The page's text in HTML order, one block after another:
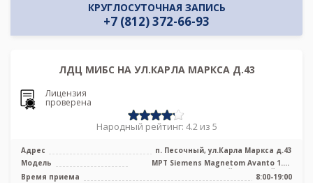
КРУГЛОСУТОЧНАЯ ЗАПИСЬ
+7 (812) 372-66-93
ЛДЦ МИБС НА УЛ.КАРЛА МАРКСА Д.43
Лицензия
проверена
Народный рейтинг: 4.2 из 5
Адрес
п. Песочный, ул.Карла Маркса д.43
Модель
МРТ Siemens Magnetom Avanto 1.5Т
высокопольный закрытый тип
Время приема
8:00-19:00